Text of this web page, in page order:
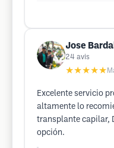
Jose
24 avis
★★★★★
Excelente servicio
altamente lo
transplante capilar,
opción.